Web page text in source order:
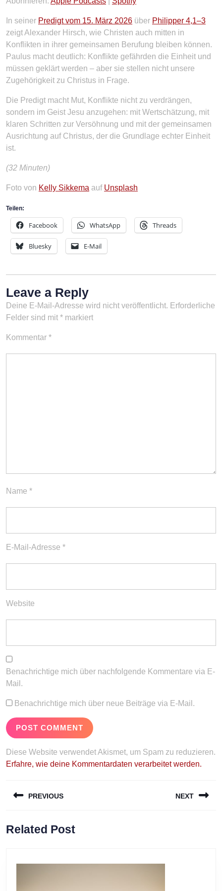
LINK
EMBED
In seiner Predigt vom 15. März 2026 über Philipper 4,1–3
zeigt Alexander Hirsch, wie Christen auch mitten in
Konflikten in ihrer gemeinsamen Berufung bleiben können.
Paulus macht deutlich: Konflikte gefährden die Einheit und
müssen geklärt werden – aber sie stellen nicht unsere
Zugehörigkeit zu Christus in Frage.
Die Predigt macht Mut, Konflikte nicht zu verdrängen,
sondern im Geist Jesu anzugehen: mit Wertschätzung, mit
klaren Schritten zur Versöhnung und mit der gemeinsamen
Ausrichtung auf Christus, der die Grundlage echter Einheit
ist.
(32 Minuten)
Foto von Kelly Sikkema auf Unsplash
Teilen:
Facebook WhatsApp Threads
Bluesky E-Mail
Leave a Reply
Deine E-Mail-Adresse wird nicht veröffentlicht. Erforderliche
Felder sind mit * markiert
Kommentar *
Name *
E-Mail-Adresse *
Website
Benachrichtige mich über nachfolgende Kommentare via E-
Mail.
Benachrichtige mich über neue Beiträge via E-Mail.
Diese Website verwendet Akismet, um Spam zu reduzieren.
Erfahre, wie deine Kommentardaten verarbeitet werden.
PREVIOUS
post:
NEXT
Related Post